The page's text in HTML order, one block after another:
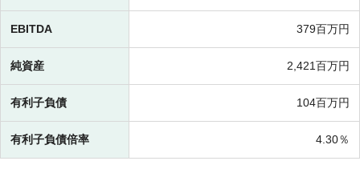
EBITDA 379百万円
純資産 2,421百万円
有利子負債 104百万円
有利子負債倍率 4.30％